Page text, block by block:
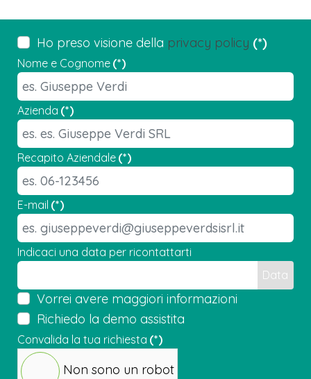
Ho preso visione della privacy policy (*)
Nome e Cognome (*)
Azienda (*)
Recapito Aziendale (*)
E-mail (*)
Indicaci una data per ricontattarti
Data
Vorrei avere maggiori informazioni
Richiedo la demo assistita
Convalida la tua richiesta (*)
Non sono un robot